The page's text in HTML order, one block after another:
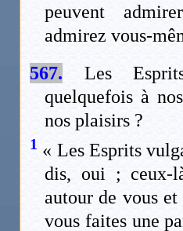
peuvent
admirez vous-
567. Les
quelquefois à
nos plaisirs ?
1 « Les Esprits
dis, oui ; ceux-
autour de vous
vous faites une